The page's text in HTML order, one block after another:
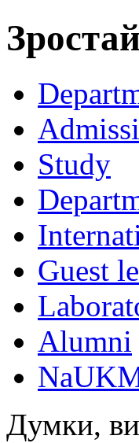
Study
Guest
Alumni
Думки,